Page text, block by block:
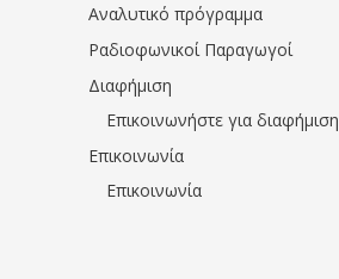
Αναλυτικό πρόγραμμα
Ραδιοφωνικοί Παραγωγοί
Διαφήμιση
Επικοινωνήστε για διαφήμιση
Επικοινωνία
Επικοινωνία